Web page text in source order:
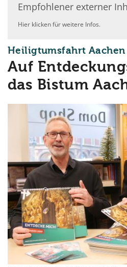
Empfohlener externer
Hier klicken für weitere Infos.
Heiligtumsfahrt Aachen:
Auf
das Bistum